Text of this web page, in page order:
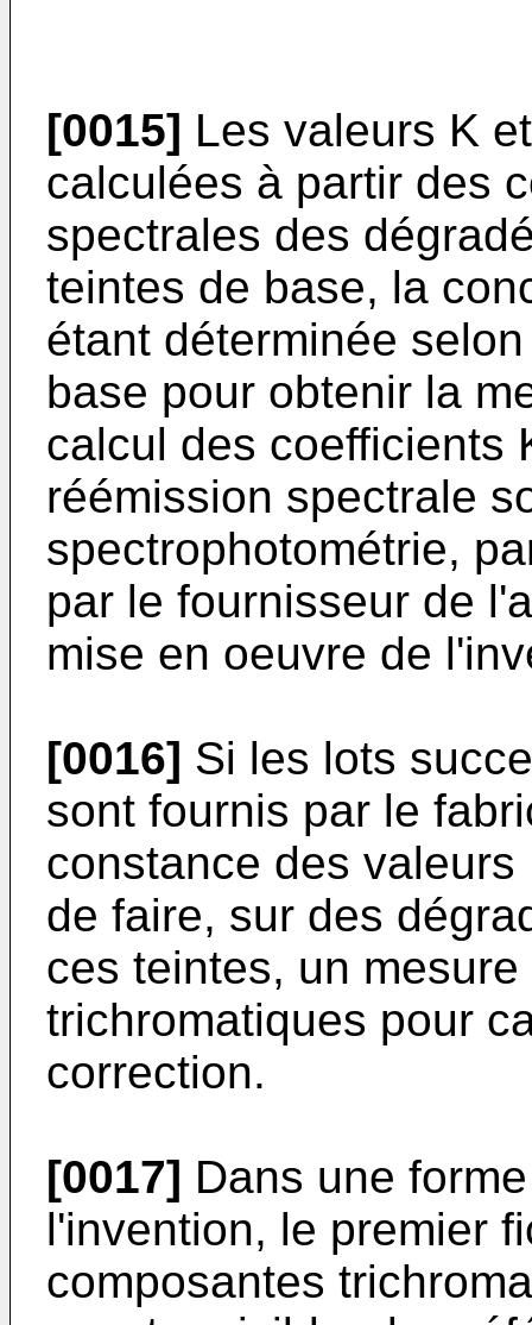
[0015] Les valeurs K
calculées à partir des
spectrales des
teintes de base, la
étant déterminée
base pour obtenir la
calcul des coefficients
réémission spectrale
spectrophotométrie,
par le fournisseur de
mise en oeuvre de
[0016] Si les lots
sont fournis par le
constance des
de faire, sur des
ces teintes, un
trichromatiques pour
correction.
[0017] Dans une
l'invention, le premier
composantes